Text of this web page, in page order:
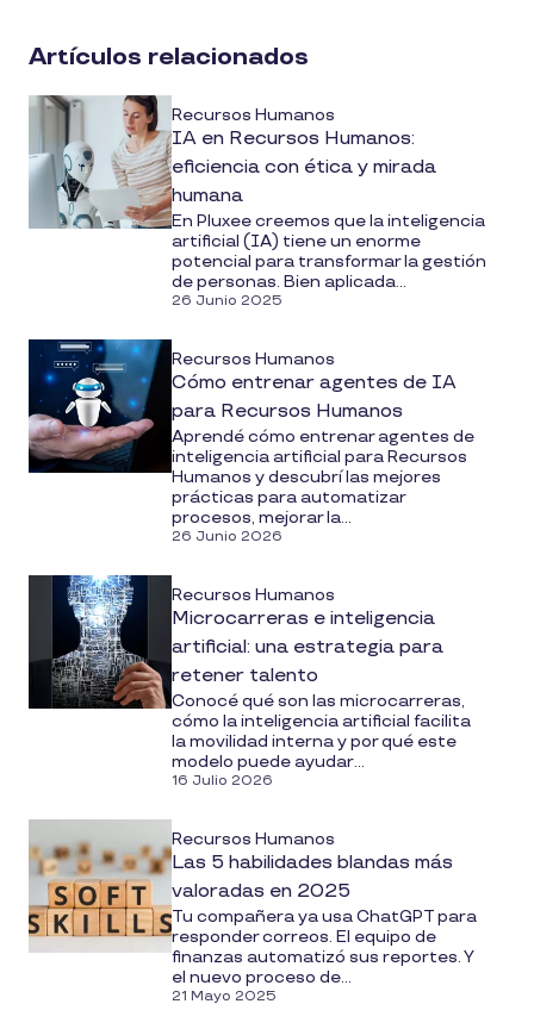
Artículos relacionados
Recursos Humanos
IA en Recursos Humanos:
eficiencia con ética y mirada
humana
En Pluxee creemos que la inteligencia
artificial (IA) tiene un enorme
potencial para transformar la gestión
de personas. Bien aplicada...
26 Junio 2025
Recursos Humanos
Cómo entrenar agentes de IA
para Recursos Humanos
Aprendé cómo entrenar agentes de
inteligencia artificial para Recursos
Humanos y descubrí las mejores
prácticas para automatizar
procesos, mejorar la...
26 Junio 2026
Recursos Humanos
Microcarreras e inteligencia
artificial: una estrategia para
retener talento
Conocé qué son las microcarreras,
cómo la inteligencia artificial facilita
la movilidad interna y por qué este
modelo puede ayudar...
16 Julio 2026
Recursos Humanos
Las 5 habilidades blandas más
valoradas en 2025
Tu compañera ya usa ChatGPT para
responder correos. El equipo de
finanzas automatizó sus reportes. Y
el nuevo proceso de...
21 Mayo 2025